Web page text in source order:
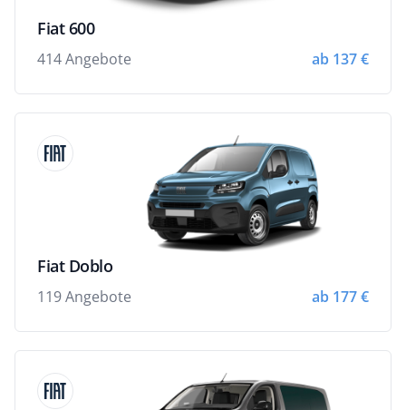
Fiat 600
414 Angebote ab 137 €
Fiat Doblo
119 Angebote ab 177 €